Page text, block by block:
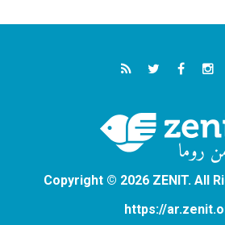
Copyright © 2026 ZENIT. All
https://